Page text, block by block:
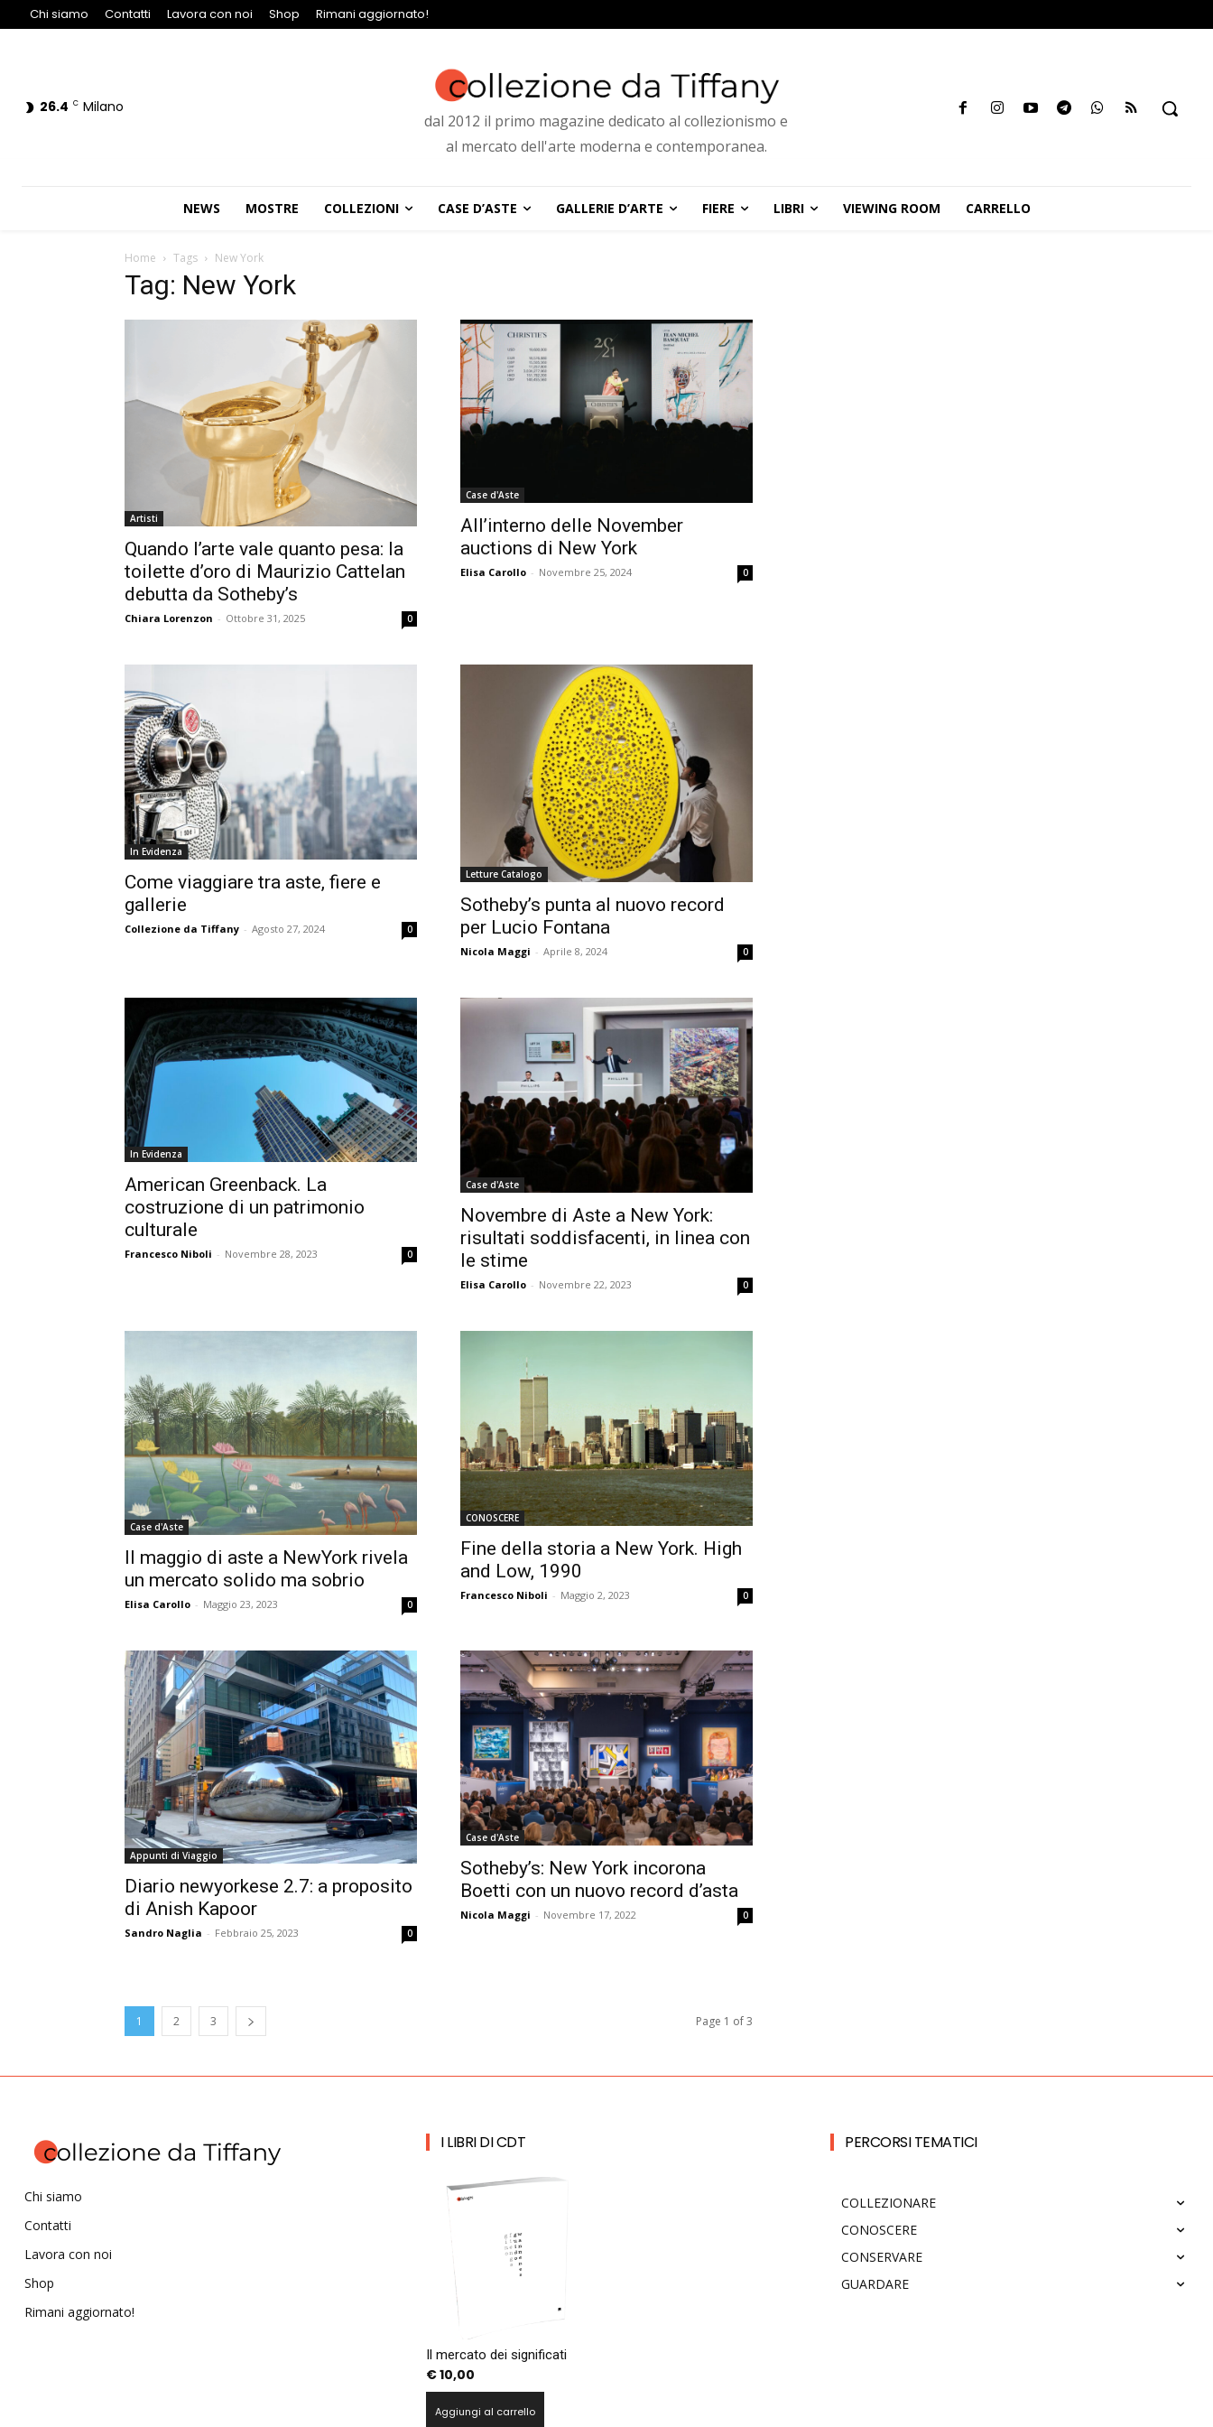
Chi siamo Contatti Lavora con noi Shop Rimani aggiornato!
26.4 C Milano
dal 2012 il primo magazine dedicato al collezionismo e
al mercato dell'arte moderna e contemporanea.
NEWS MOSTRE COLLEZIONI CASE D’ASTE GALLERIE D’ARTE FIERE LIBRI VIEWING ROOM CARRELLO
Home Tags New York
Tag: New York
Artisti
Quando l’arte vale quanto pesa: la
toilette d’oro di Maurizio Cattelan
debutta da Sotheby’s
Chiara Lorenzon - Ottobre 31, 2025 0
Case d'Aste
All’interno delle November
auctions di New York
Elisa Carollo - Novembre 25, 2024 0
In Evidenza
Come viaggiare tra aste, fiere e
gallerie
Collezione da Tiffany - Agosto 27, 2024 0
Letture Catalogo
Sotheby’s punta al nuovo record
per Lucio Fontana
Nicola Maggi - Aprile 8, 2024 0
In Evidenza
American Greenback. La
costruzione di un patrimonio
culturale
Francesco Niboli - Novembre 28, 2023 0
Case d'Aste
Novembre di Aste a New York:
risultati soddisfacenti, in linea con
le stime
Elisa Carollo - Novembre 22, 2023 0
Case d'Aste
Il maggio di aste a NewYork rivela
un mercato solido ma sobrio
Elisa Carollo - Maggio 23, 2023 0
CONOSCERE
Fine della storia a New York. High
and Low, 1990
Francesco Niboli - Maggio 2, 2023 0
Appunti di Viaggio
Diario newyorkese 2.7: a proposito
di Anish Kapoor
Sandro Naglia - Febbraio 25, 2023 0
Case d'Aste
Sotheby’s: New York incorona
Boetti con un nuovo record d’asta
Nicola Maggi - Novembre 17, 2022 0
1 2 3 Page 1 of 3
Chi siamo
Contatti
Lavora con noi
Shop
Rimani aggiornato!
I LIBRI DI CDT
Il mercato dei significati
€10,00
Aggiungi al carrello
PERCORSI TEMATICI
COLLEZIONARE
CONOSCERE
CONSERVARE
GUARDARE